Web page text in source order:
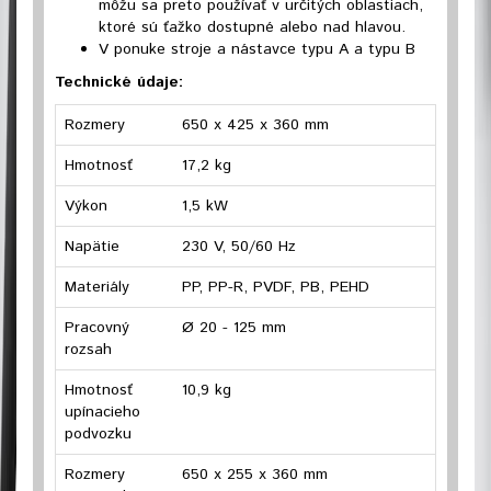
môžu sa preto používať v určitých oblastiach,
ktoré sú ťažko dostupné alebo nad hlavou.
V ponuke stroje a nástavce typu A a typu B
Technické údaje:
Rozmery
650 x 425 x 360 mm
Hmotnosť
17,2 kg
Výkon
1,5 kW
Napätie
230 V, 50/60 Hz
Materiály
PP, PP-R, PVDF, PB, PEHD
Pracovný
rozsah
Ø 20 - 125 mm
Hmotnosť
upínacieho
podvozku
10,9 kg
Rozmery
650 x 255 x 360 mm